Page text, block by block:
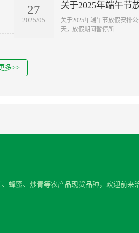
27
2025/05
关于2025年端午节
关于2025年端午节放假安排
天，放假期间暂停所...
多>>
蜂蜜、炒青等农产品现货品种，欢迎前来